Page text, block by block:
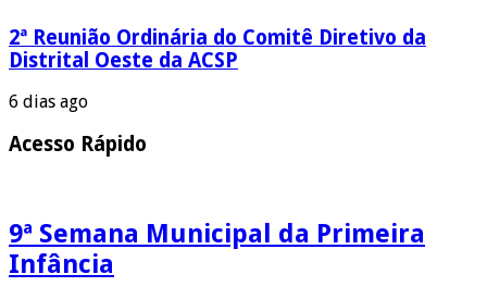
2ª Reunião Ordinária do Comitê Diretivo da
Distrital Oeste da ACSP
6 dias ago
Acesso Rápido
9ª Semana Municipal da Primeira
Infância